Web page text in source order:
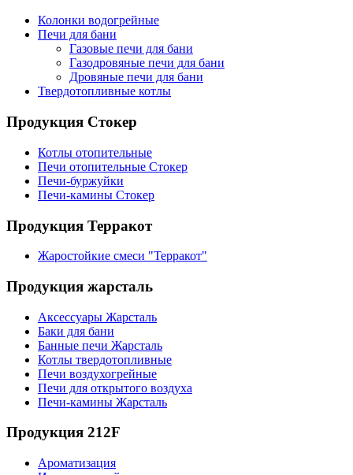
Колонки водогрейные
Печи для бани
Газовые печи для бани
Газодровяные печи для бани
Дровяные печи для бани
Твердотопливные котлы
Продукция Стокер
Котлы отопительные
Печи отопительные Стокер
Печи-буржуйки
Печи-камины Стокер
Продукция Терракот
Жаростойкие смеси "Терракот"
Продукция жарсталь
Аксессуары Жарсталь
Баки для бани
Банные печи Жарсталь
Котлы твердотопливные
Печи воздухогрейные
Печи для открытого воздуха
Печи-камины Жарсталь
Продукция 212F
Ароматизация